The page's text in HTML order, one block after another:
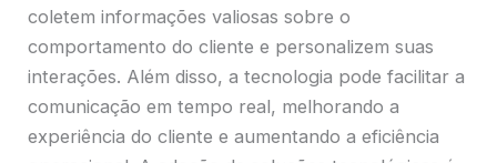
coletem informações valiosas sobre o
comportamento do cliente e personalizem suas
interações. Além disso, a tecnologia pode facilitar a
comunicação em tempo real, melhorando a
experiência do cliente e aumentando a eficiência